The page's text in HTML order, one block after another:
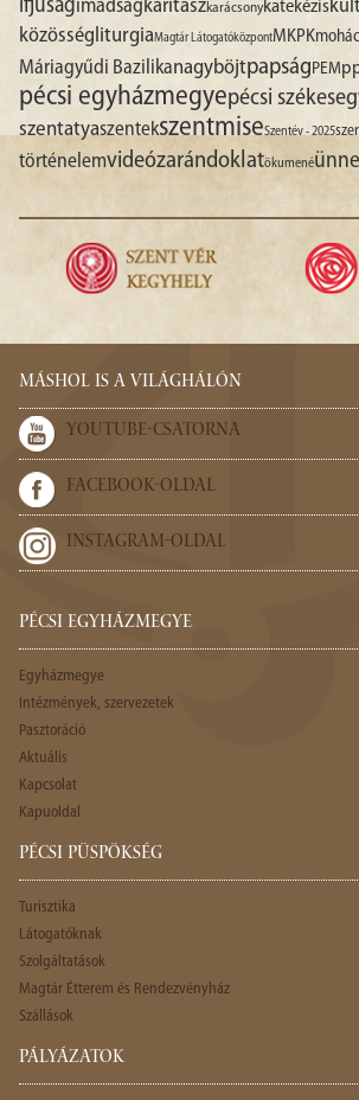
ifjúságimádságkaritászkarácsonykatekézis
közösségliturgiaMagtár LátogatóközpontMKPK
Máriagyűdi BazilikanagyböjtpapságPEM
pécsi egyházmegyepécsi
szentatyaszentekszentmiseSzentév - 2025
történelemvideózarándoklatökumené
MÁSHOL IS A VILÁGHÁLÓN
YOUTUBE-CSATORNA
FACEBOOK-OLDAL
INSTAGRAM-OLDAL
PÉCSI EGYHÁZMEGYE
Egyházmegye
Intézmények, szervezetek
Pasztoráció
Aktuális
Kapcsolat
Kapuoldal
PÉCSI PÜSPÖKSÉG
Turisztika
Látogatóknak
Szolgáltatások
Magtár Étterem és Rendezvényház
Szállások
PÁLYÁZATOK